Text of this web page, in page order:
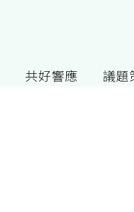
共好響應 議題